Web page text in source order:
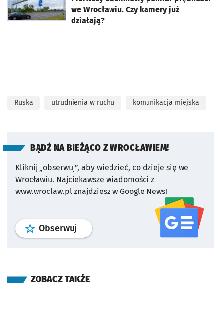
we Wrocławiu. Czy kamery już
działają?
Ruska utrudnienia w ruchu komunikacja miejska
BĄDŹ NA BIEŻĄCO Z WROCŁAWIEM!
Kliknij „obserwuj”, aby wiedzieć, co dzieje się we
Wrocławiu. Najciekawsze wiadomości z
www.wroclaw.pl znajdziesz w Google News!
Obserwuj profil serwisu
ZOBACZ TAKŻE